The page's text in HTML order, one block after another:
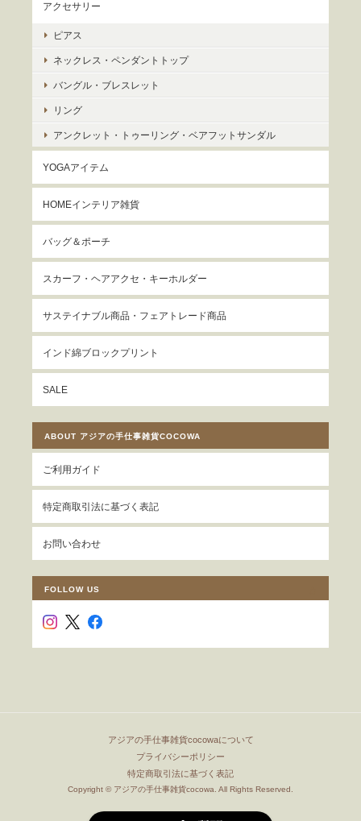
アクセサリー
ピアス
ネックレス・ペンダントトップ
バングル・ブレスレット
リング
アンクレット・トゥーリング・ベアフットサンダル
YOGAアイテム
HOMEインテリア雑貨
バッグ＆ポーチ
スカーフ・ヘアアクセ・キーホルダー
サステイナブル商品・フェアトレード商品
インド綿ブロックプリント
SALE
ABOUT アジアの手仕事雑貨COCOWA
ご利用ガイド
特定商取引法に基づく表記
お問い合わせ
FOLLOW US
アジアの手仕事雑貨cocowaについて
プライバシーポリシー
特定商取引法に基づく表記
Copyright © アジアの手仕事雑貨cocowa. All Rights Reserved.